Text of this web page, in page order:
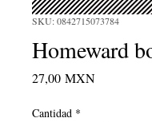
SKU: 0842715073784
Homeward
27,00 MXNPrecio
Cantidad *